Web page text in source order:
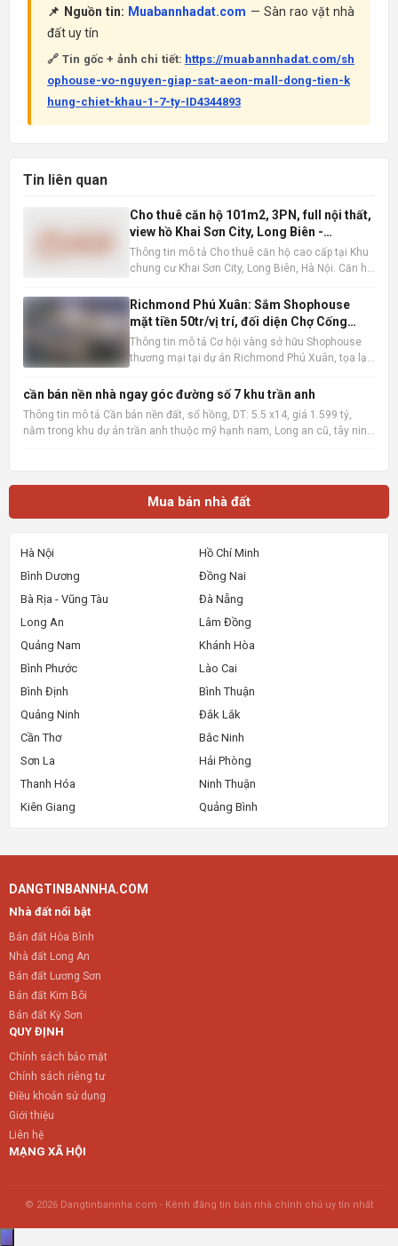
📌 Nguồn tin: Muabannhadat.com — Sàn rao vặt nhà
đất uy tín
🔗 Tin gốc + ảnh chi tiết: https://muabannhadat.com/sh
ophouse-vo-nguyen-giap-sat-aeon-mall-dong-tien-k
hung-chiet-khau-1-7-ty-ID4344893
Tin liên quan
Cho thuê căn hộ 101m2, 3PN, full nội thất,
view hồ Khai Sơn City, Long Biên -
16tr/tháng
Thông tin mô tả Cho thuê căn hộ cao cấp tại Khu
chung cư Khai Sơn City, Long Biên, Hà Nội. Căn hộ
đãng ra hồ điều hòa, mang đến không gian sống
trong lành và thư thái. Với diện tích sàn rộng rãi
101m2 ,
Richmond Phú Xuân: Sắm Shophouse
mặt tiền 50tr/vị trí, đối diện Chợ Cống
Mới, Huế
Thông tin mô tả Cơ hội vàng sở hữu Shophouse
thương mại tại dự án Richmond Phú Xuân, tọa lạc
đối diện Chợ Cống Mới, TP Huế. Với mức booking
trọn vẹn nhữn
cần bán nền nhà ngay góc đường số 7 khu trần anh
Thông tin mô tả Cần bán nền đất, sổ hồng, DT: 5.5 x14, giá 1.599 tỷ,
nằm trong khu dự án trần anh thuộc mỹ hạnh nam, Long an cũ, tây ninh
Mua bán nhà đất
Hà Nội
Hồ Chí Minh
Bình Dương
Đồng Nai
Bà Rịa - Vũng Tàu
Đà Nẵng
Long An
Lâm Đồng
Quảng Nam
Khánh Hòa
Bình Phước
Lào Cai
Bình Định
Bình Thuận
Quảng Ninh
Đắk Lắk
Cần Thơ
Bắc Ninh
Sơn La
Hải Phòng
Thanh Hóa
Ninh Thuận
Kiên Giang
Quảng Bình
DANGTINBANNHA.COM
Nhà đất nổi bật
Bán đất Hòa Bình
Nhà đất Long An
Bán đất Lương Sơn
Bán đất Kim Bôi
Bán đất Kỳ Sơn
QUY ĐỊNH
Chính sách bảo mật
Chính sách riêng tư
Điều khoản sử dụng
Giới thiệu
Liên hệ
MẠNG XÃ HỘI
© 2026 Dangtinbannha.com - Kênh đăng tin bán nhà chính chủ uy tín nhất